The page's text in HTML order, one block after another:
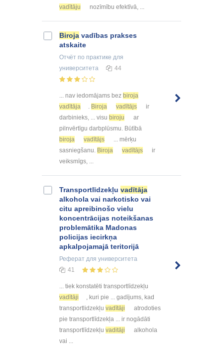
vadītāju
nozīmību efektīvā, ...
Biroja vadības prakses
atskaite
Отчёт по практике для
университета
44
... nav iedomājams bez biroja
vadītāja
Biroja vadītājs
ir
darbinieks, ... visu biroju
ar
pilnvērtīgu darbplūsmu. Būtībā
biroja
vadītājs
... mērķu
sasniegšanu. Biroja vadītājs
ir
veiksmīgs, ...
Transportlīdzekļu vadītāja
alkohola vai narkotisko vai
citu apreibinošo vielu
koncentrācijas noteikšanas
problemātika Madonas
policijas iecirkņa
apkalpojamajā teritorijā
Реферат для университета
41
... tiek konstatēti transportlīdzekļu
vadītāji
, kuri pie ... gadījums, kad
transportlidzekļu vadītāji
atrodoties
pie transportlīdzekļa ... ir nogādāti
transportlīdzekļu vaditāji
alkohola
vai ...